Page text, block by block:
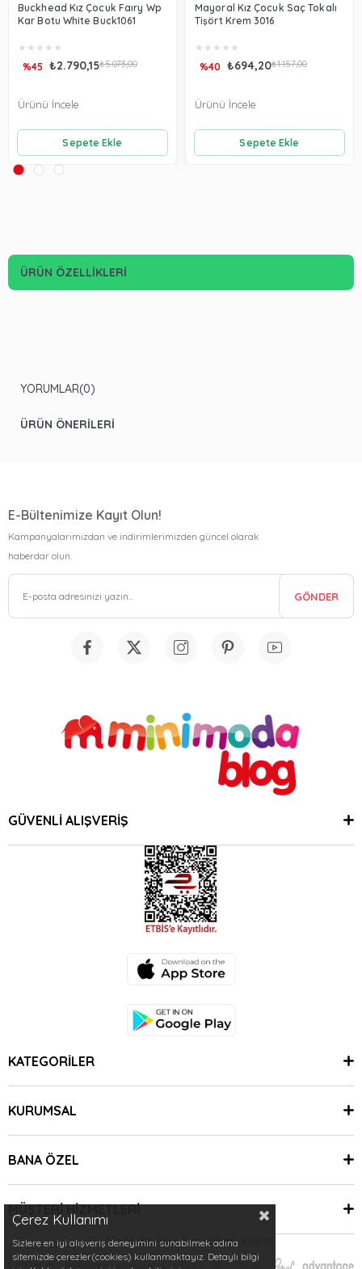
Buckhead Kız Çocuk Faıry Wp
Kar Botu White Buck1061
★ ★ ★ ★ ★
₺2.790,15₺5.073,00
%45
Sepete Ekle
Ürünü İncele
Mayoral Kız Çocuk Saç Tokalı
Tişört Krem 3016
★ ★ ★ ★ ★
₺694,20₺1.157,00
%40
Sepete Ekle
Ürünü İncele
ÜRÜN ÖZELLIKLERI
YORUMLAR(0)
ÜRÜN ÖNERILERI
E-Bültenimize Kayıt Olun!
Kampanyalarımızdan ve indirimlerimizden güncel olarak
haberdar olun.
GÖNDER
GÜVENLİ ALIŞVERİŞ
KATEGORİLER
KURUMSAL
BANA ÖZEL
MÜŞTERİ HİZMETLERİ
© 2024 Minimoda | Tüm Hakları Saklıdır.
Çerez Kullanımı
Sizlere en iyi alışveriş deneyimini sunabilmek adına
sitemizde çerezler(cookies) kullanmaktayız. Detaylı bilgi